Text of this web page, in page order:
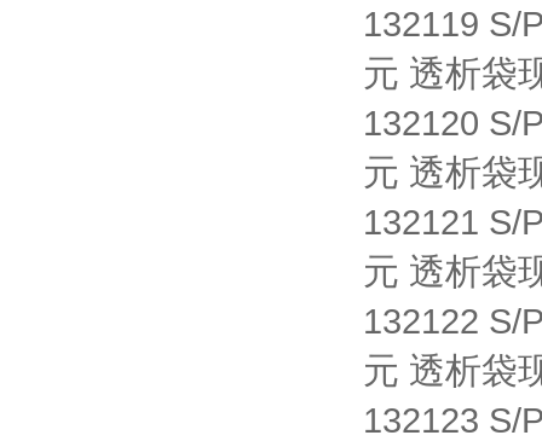
132119 S/
元 透析袋
132120 S/
元 透析袋
132121 S/
元 透析袋
132122 S/
元 透析袋
132123 S/